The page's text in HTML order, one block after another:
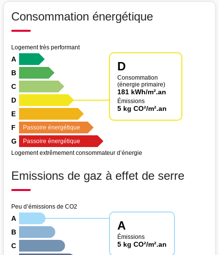
Consommation énergétique
Logement très performant
D
Consommation
(énergie primaire)
181 kWh/m².an
Émissions
5 kg CO²/m².an
A
B
C
D
E
F
Passoire énergétique
G
Passoire énergétique
Logement extrêmement consommateur d’énergie
Emissions de gaz à effet de serre
Peu d’émissions de CO2
A
Émissions
5 kg CO²/m².an
A
B
C